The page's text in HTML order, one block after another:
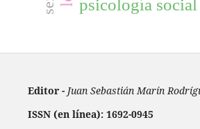
psicología social
Editor - Juan Sebastián Marín
ISSN (en línea): 1692-0945